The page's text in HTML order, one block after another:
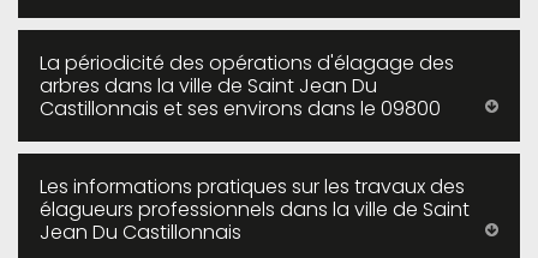
La périodicité des opérations d'élagage des
arbres dans la ville de Saint Jean Du
Castillonnais et ses environs dans le 09800
Les informations pratiques sur les travaux des
élagueurs professionnels dans la ville de Saint
Jean Du Castillonnais